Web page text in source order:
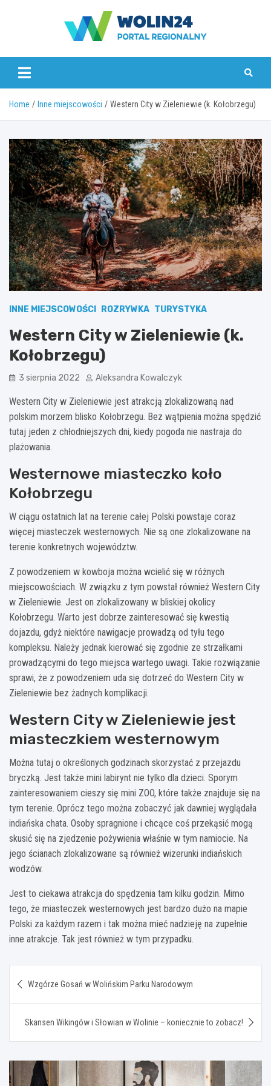
www.wolin24.pl
Home Inne miejscowości Western City w Zieleniewie (k. Kołobrzegu)
INNE MIEJSCOWOŚCI ROZRYWKA TURYSTYKA
Western City w Zieleniewie (k.
Kołobrzegu)
3 sierpnia 2022 Aleksandra Kowalczyk
Western City w Zieleniewie jest atrakcją zlokalizowaną nad
polskim morzem blisko Kołobrzegu. Bez wątpienia można spędzić
tutaj jeden z chłodniejszych dni, kiedy pogoda nie nastraja do
plażowania.
Westernowe miasteczko koło
Kołobrzegu
W ciągu ostatnich lat na terenie całej Polski powstaje coraz
więcej miasteczek westernowych. Nie są one zlokalizowane na
terenie konkretnych województw.
Z powodzeniem w kowboja można wcielić się w różnych
miejscowościach. W związku z tym powstał również Western City
w Zieleniewie. Jest on zlokalizowany w bliskiej okolicy
Kołobrzegu. Warto jest dobrze zainteresować się kwestią
dojazdu, gdyż niektóre nawigacje prowadzą od tyłu tego
kompleksu. Należy jednak kierować się zgodnie ze strzałkami
prowadzącymi do tego miejsca wartego uwagi. Takie rozwiązanie
sprawi, że z powodzeniem uda się dotrzeć do Western City w
Zieleniewie bez żadnych komplikacji.
Western City w Zieleniewie jest
miasteczkiem westernowym
Można tutaj o określonych godzinach skorzystać z przejazdu
bryczką. Jest także mini labirynt nie tylko dla dzieci. Sporym
zainteresowaniem cieszy się mini ZOO, które także znajduje się na
tym terenie. Oprócz tego można zobaczyć jak dawniej wyglądała
indiańska chata. Osoby spragnione i chcące coś przekąsić mogą
skusić się na zjedzenie pożywienia właśnie w tym namiocie. Na
jego ścianach zlokalizowane są również wizerunki indiańskich
wodzów.
Jest to ciekawa atrakcja do spędzenia tam kilku godzin. Mimo
tego, że miasteczek westernowych jest bardzo dużo na mapie
Polski za każdym razem i tak można mieć nadzieję na zupełnie
inne atrakcje. Tak jest również w tym przypadku.
wpisu
Wzgórze Gosań w Wolińskim Parku Narodowym
Skansen Wikingów i Słowian w Wolinie – koniecznie to zobacz!